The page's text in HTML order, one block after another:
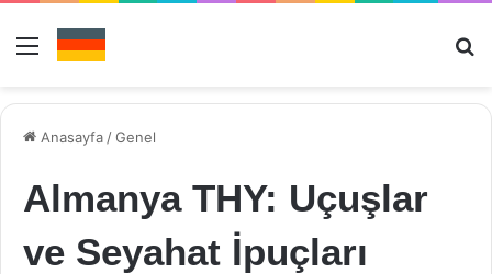
Menü
Anasayfa /Genel
Almanya THY: Uçuşlar
ve Seyahat İpuçları